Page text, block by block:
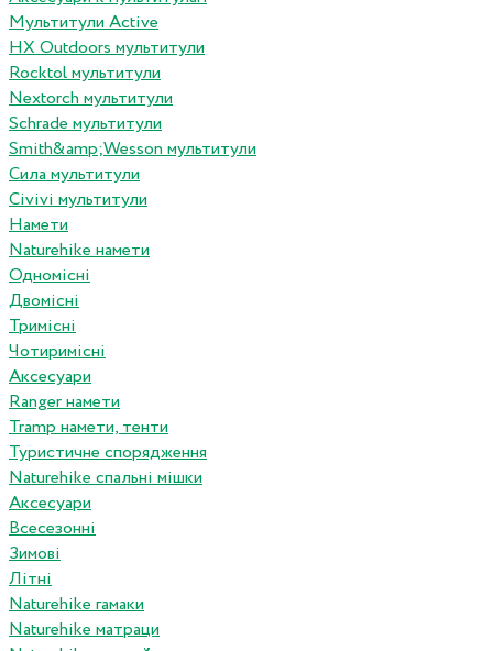
Мультитули Active
HX Outdoors мультитули
Rocktol мультитули
Nextorch мультитули
Schrade мультитули
Smith&amp;Wesson мультитули
Сила мультитули
Civivi мультитули
Намети
Naturehike намети
Одномісні
Двомісні
Тримісні
Чотиримісні
Аксесуари
Ranger намети
Tramp намети, тенти
Туристичне спорядження
Naturehike спальні мішки
Аксесуари
Всесезонні
Зимові
Літні
Naturehike гамаки
Naturehike матраци